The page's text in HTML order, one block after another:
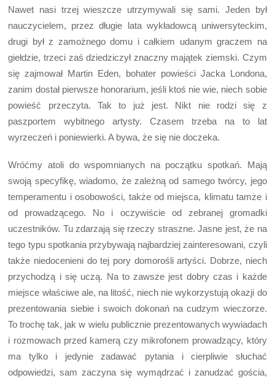
Nawet nasi trzej wieszcze utrzymywali się sami. Jeden był
nauczycielem, przez długie lata wykładowcą uniwersyteckim,
drugi był z zamożnego domu i całkiem udanym graczem na
giełdzie, trzeci zaś dziedziczył znaczny majątek ziemski. Czym
się zajmował Martin Eden, bohater powieści Jacka Londona,
zanim dostał pierwsze honorarium, jeśli ktoś nie wie, niech sobie
powieść przeczyta. Tak to już jest. Nikt nie rodzi się z
paszportem wybitnego artysty. Czasem trzeba na to lat
wyrzeczeń i poniewierki. A bywa, że się nie doczeka.
Wróćmy atoli do wspomnianych na początku spotkań. Mają
swoją specyfikę, wiadomo, że zależną od samego twórcy, jego
temperamentu i osobowości, także od miejsca, klimatu tamże i
od prowadzącego. No i oczywiście od zebranej gromadki
uczestników. Tu zdarzają się rzeczy straszne. Jasne jest, że na
tego typu spotkania przybywają najbardziej zainteresowani, czyli
także niedocenieni do tej pory domorośli artyści. Dobrze, niech
przychodzą i się uczą. Na to zawsze jest dobry czas i każde
miejsce właściwe ale, na litość, niech nie wykorzystują okazji do
prezentowania siebie i swoich dokonań na cudzym wieczorze.
To trochę tak, jak w wielu publicznie prezentowanych wywiadach
i rozmowach przed kamerą czy mikrofonem prowadzący, który
ma tylko i jedynie zadawać pytania i cierpliwie słuchać
odpowiedzi, sam zaczyna się wymądrzać i zanudzać gościa,